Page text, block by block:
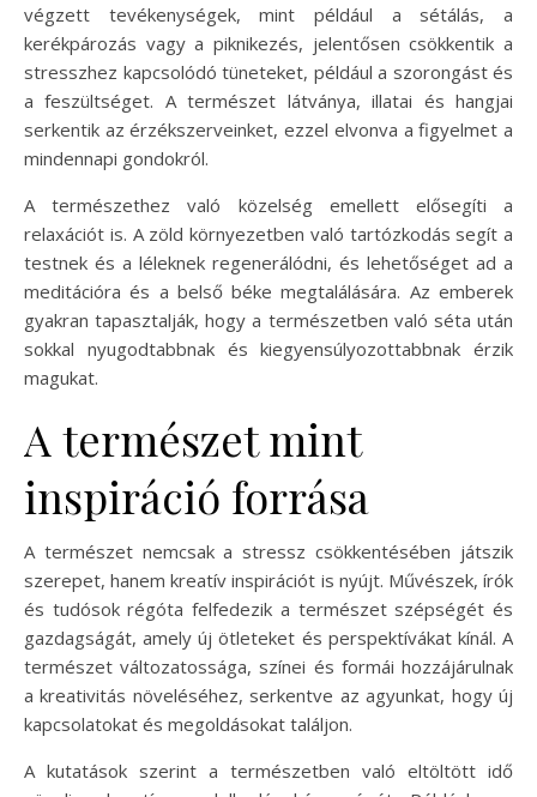
végzett tevékenységek, mint például a sétálás, a
kerékpározás vagy a piknikezés, jelentősen csökkentik a
stresszhez kapcsolódó tüneteket, például a szorongást és
a feszültséget. A természet látványa, illatai és hangjai
serkentik az érzékszerveinket, ezzel elvonva a figyelmet a
mindennapi gondokról.
A természethez való közelség emellett elősegíti a
relaxációt is. A zöld környezetben való tartózkodás segít a
testnek és a léleknek regenerálódni, és lehetőséget ad a
meditációra és a belső béke megtalálására. Az emberek
gyakran tapasztalják, hogy a természetben való séta után
sokkal nyugodtabbnak és kiegyensúlyozottabbnak érzik
magukat.
A természet mint
inspiráció forrása
A természet nemcsak a stressz csökkentésében játszik
szerepet, hanem kreatív inspirációt is nyújt. Művészek, írók
és tudósok régóta felfedezik a természet szépségét és
gazdagságát, amely új ötleteket és perspektívákat kínál. A
természet változatossága, színei és formái hozzájárulnak
a kreativitás növeléséhez, serkentve az agyunkat, hogy új
kapcsolatokat és megoldásokat találjon.
A kutatások szerint a természetben való eltöltött idő